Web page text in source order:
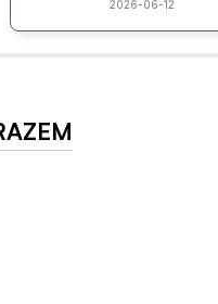
2026-06-12